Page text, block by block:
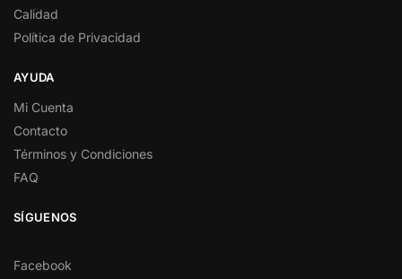
Calidad
Política de Privacidad
AYUDA
Mi Cuenta
Contacto
Términos y Condiciones
FAQ
SÍGUENOS
Facebook